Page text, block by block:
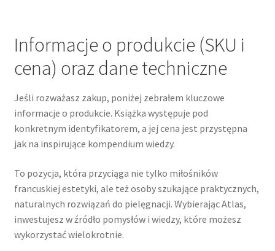
Informacje o produkcie (SKU i
cena) oraz dane techniczne
Jeśli rozważasz zakup, poniżej zebrałem kluczowe
informacje o produkcie. Książka występuje pod
konkretnym identyfikatorem, a jej cena jest przystępna
jak na inspirujące kompendium wiedzy.
To pozycja, która przyciąga nie tylko miłośników
francuskiej estetyki, ale też osoby szukające praktycznych,
naturalnych rozwiązań do pielęgnacji. Wybierając Atlas,
inwestujesz w źródło pomysłów i wiedzy, które możesz
wykorzystać wielokrotnie.